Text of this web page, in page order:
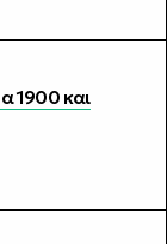
1900 και